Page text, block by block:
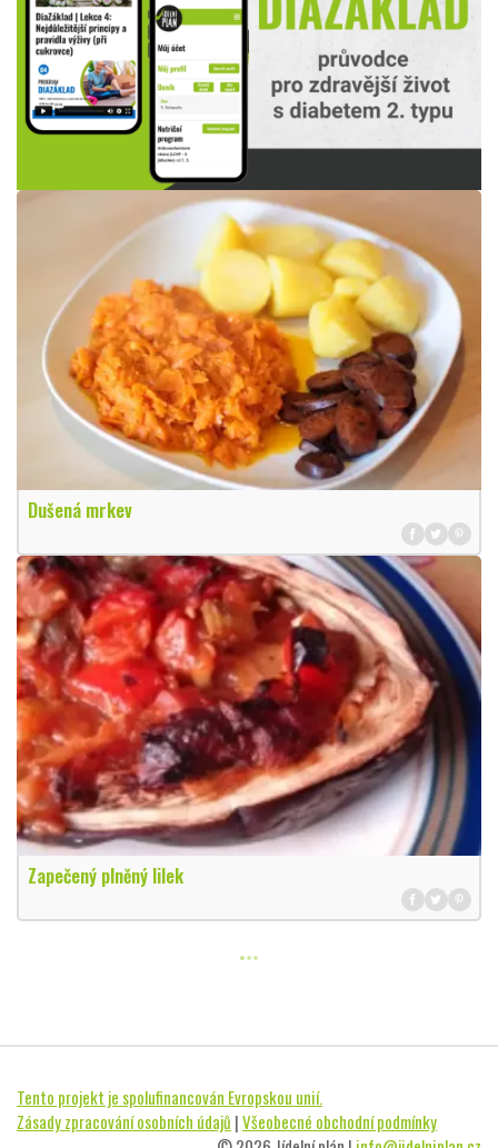
Dušená mrkev
Zapečený plněný lilek
Tento projekt je spolufinancován Evropskou unií.
Zásady zpracování osobních údajů |Všeobecné obchodní podmínky